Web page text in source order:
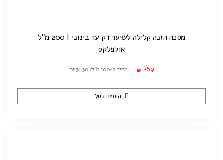
מסכה הזנה קלילה לשיער דק עד בינוני | 200 מ"ל
אולפלקס
₪ 269 מחיר ל-100 מ"ל: ₪134.50
הוספה לסל